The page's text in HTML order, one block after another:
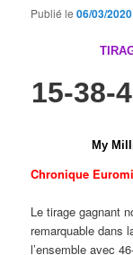
Publié le06/03/2020
15-38-
My
Chronique
Le tirage gagnant
remarquable dans
l’ensemble avec